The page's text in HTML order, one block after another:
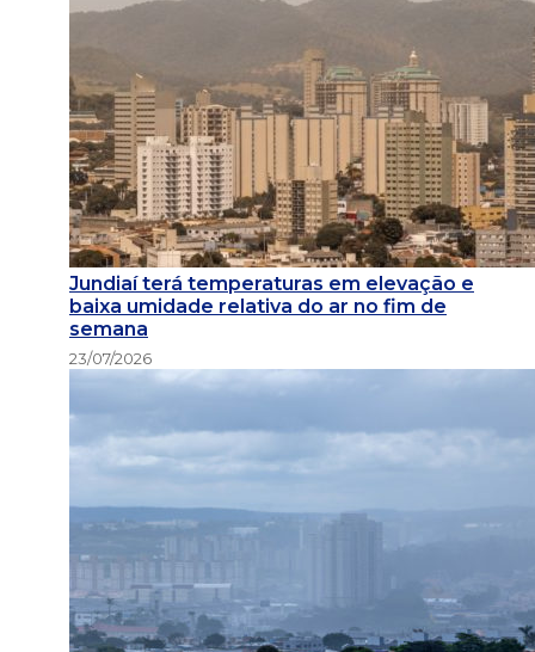
Jundiaí terá temperaturas em elevação e
baixa umidade relativa do ar no fim de
semana
23/07/2026